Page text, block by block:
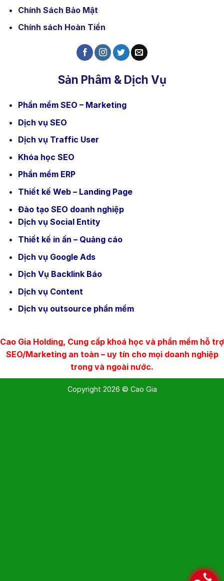
Chính Sách Bảo Mật
Chính sách Hoàn Tiền
Sản Phâm & Dịch Vụ
Phần mềm SEO – Marketing
Dịch vụ SEO
Dịch vụ Traffic User
Khóa học SEO
Phần mềm ERP
Thiết kế Web – Landing Page
Đào tạo SEO doanh nghiệp
Dịch vụ Social Entity
Thiết kế in ấn – Quảng cáo
Dịch vụ Google Ads
Dịch Vụ Backlink Báo
Dịch vụ Content
Dịch vụ outsource phần mềm
Cao Gia Holding, Cung cấp khoá học và phần mềm hỗ trợ
SEO/Marketing an toàn – uy tín cho mọi doanh nghiệp
trong và ngoài nước.
Copyright 2026 © Cao Gia